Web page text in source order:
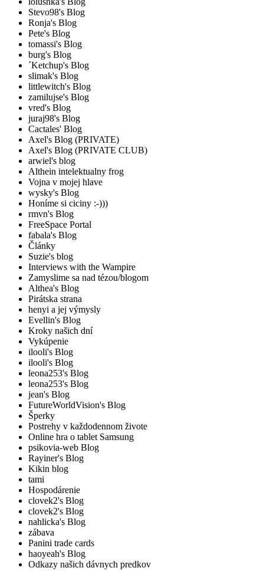
Stevo98's Blog
Ronja's Blog
Pete's Blog
tomassi's Blog
burg's Blog
´Ketchup's Blog
slimak's Blog
littlewitch's Blog
zamilujse's Blog
vred's Blog
juraj98's Blog
Cactales' Blog
Axel's Blog (PRIVATE)
Axel's Blog (PRIVATE CLUB)
arwiel's blog
Althein intelektualny frog
Vojna v mojej hlave
wysky's Blog
Honíme si ciciny :-)))
rmvn's Blog
FreeSpace Portal
fabala's Blog
Články
Suzie's blog
Interviews with the Wampire
Zamyslime sa nad tézou/blogom
Althea's Blog
Pirátska strana
henyi a jej výmysly
Evellin's Blog
Kroky našich dní
Vykúpenie
ilooli's Blog
ilooli's Blog
leona253's Blog
leona253's Blog
jean's Blog
FutureWorldVision's Blog
Šperky
Postrehy v každodennom živote
Online hra o tablet Samsung
psikovia-web Blog
Rayiner's Blog
Kikin blog
tami
Hospodárenie
clovek2's Blog
clovek2's Blog
nahlicka's Blog
zábava
Panini trade cards
haoyeah's Blog
Odkazy našich dávnych predkov